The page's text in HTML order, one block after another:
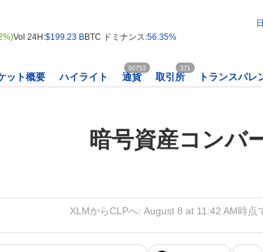
Vol 24H:$199.23 BBTC ドミナンス:56.35%
ット概要 ハイライト 通貨
60753
取引所
371
トランスパレ
暗号資産コンバ
XLMからCLPへ: August 8 at 11:42 AM時